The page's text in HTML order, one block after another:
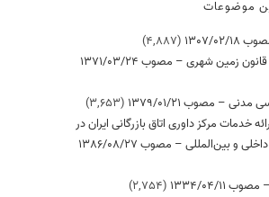
موضوعات
02/18
(4,887)
زمین شهری – مصوب 1371/03/24
– مصوب 1379/01/21
(3,653)
خدمات مرکز داوری اتاق بازرگانی ایران در
و بین‌المللی – مصوب 1386/08/27
1334/04/11
(2,754)